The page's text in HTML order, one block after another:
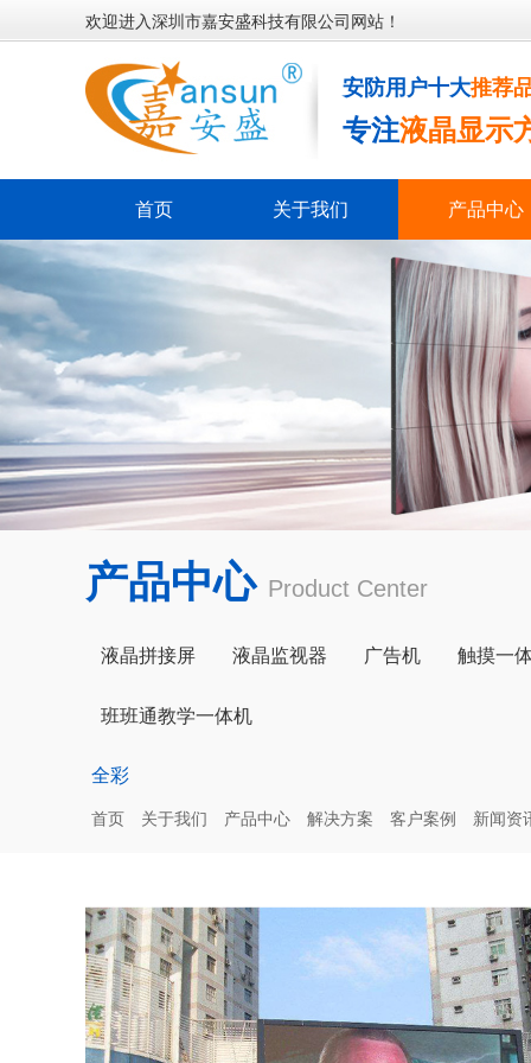
欢迎进入深圳市嘉安盛科技有限公司网站！
安防用户十大推荐
专注液晶显示
首页 关于我们 产品中心
产品中心 Product Center
液晶拼接屏 液晶监视器 广告机 触摸一
班班通教学一体机
全彩
首页 关于我们 产品中心 解决方案 客户案例 新闻资